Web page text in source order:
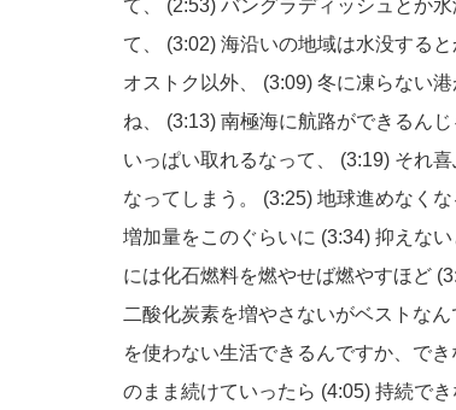
て、
(2:53) バングラディッシュとか水
て、
(3:02) 海沿いの地域は水没すると
オストク以外、
(3:09) 冬に凍らない港
ね、
(3:13) 南極海に航路ができるん
いっぱい取れるなって、
(3:19) それ喜
なってしまう。
(3:25) 地球進めなくな
増加量をこのぐらいに (3:34) 抑えない
には化石燃料を燃やせば燃やすほど
二酸化炭素を増やさないがベストなん
を使わない生活できるんですか、でき
のまま続けていったら (4:05) 持続でき